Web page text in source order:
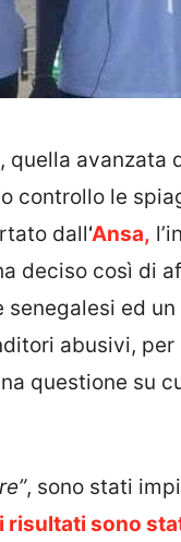
quella avanzata
controllo le
dall‘Ansa,
deciso così di
ed
abusivi,
questione su
, sono stati
risultati sono